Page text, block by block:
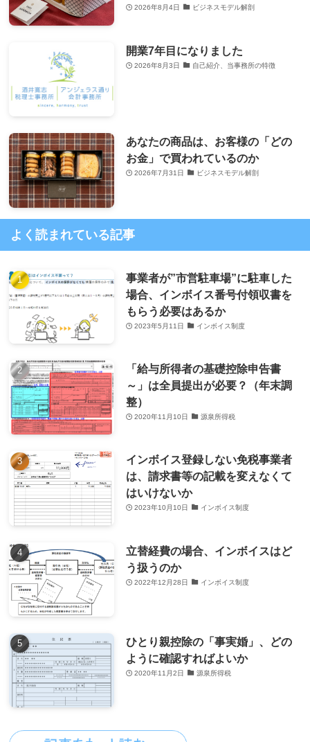
2026年8月4日 ビジネスモデル解剖
開業7年目になりました
2026年8月3日 自己紹介、当事務所の特徴
あなたの商品は、お客様の「どの
お金」で買われているのか
2026年7月31日 ビジネスモデル解剖
よく読まれている記事
事業者が”市営駐車場”に駐車した
場合、インボイス番号付領収書を
もらう必要はあるか
2023年5月11日 インボイス制度
「給与所得者の基礎控除申告書
～」は全員提出が必要？（年末調
整）
2020年11月10日 源泉所得税
インボイス登録しない免税事業者
は、請求書等の記載を変えなくて
はいけないか
2023年10月10日 インボイス制度
立替経費の場合、インボイスはど
う扱うのか
2022年12月28日 インボイス制度
ひとり親控除の「事実婚」、どの
ように確認すればよいか
2020年11月2日 源泉所得税